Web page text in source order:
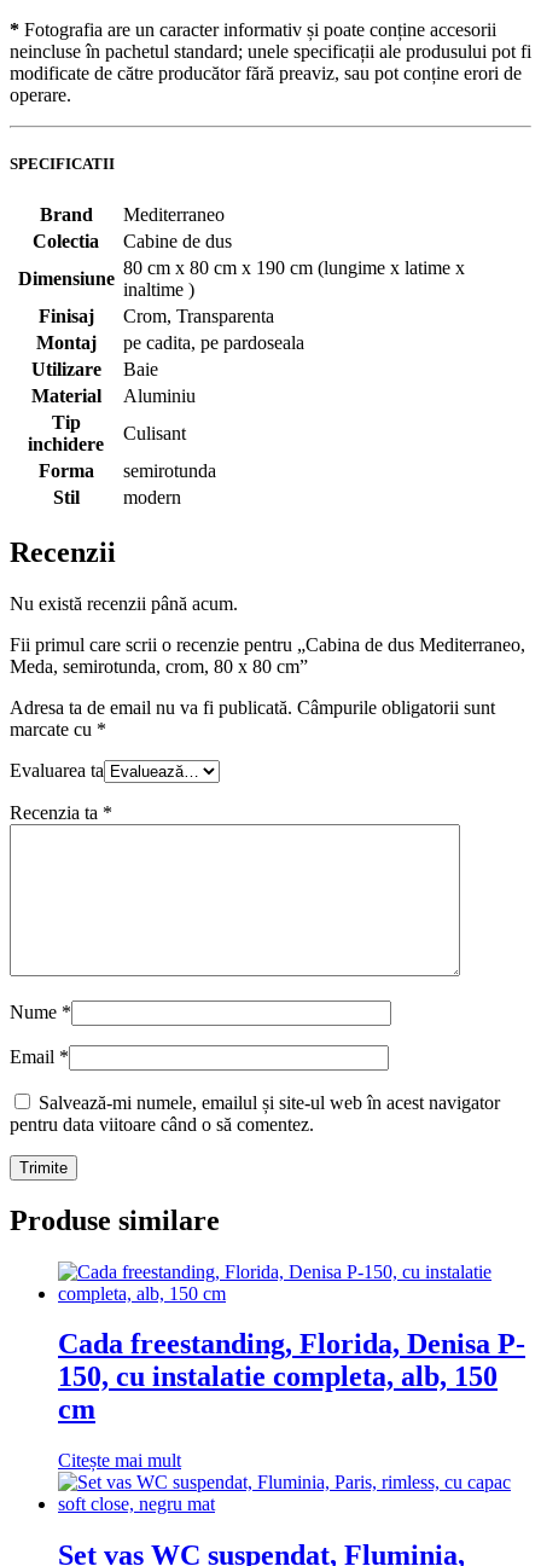
* Fotografia are un caracter informativ și poate conține accesorii
neincluse în pachetul standard; unele specificații ale produsului pot fi
modificate de către producător fără preaviz, sau pot conține erori de
operare.
SPECIFICATII
Brand
Mediterraneo
Colectia
Cabine de dus
Dimensiune
80 cm x 80 cm x 190 cm (lungime x latime x
inaltime )
Finisaj
Crom, Transparenta
Montaj
pe cadita, pe pardoseala
Utilizare
Baie
Material
Aluminiu
Tip
inchidere
Culisant
Forma
semirotunda
Stil
modern
Recenzii
Nu există recenzii până acum.
Fii primul care scrii o recenzie pentru „Cabina de dus Mediterraneo,
Meda, semirotunda, crom, 80 x 80 cm”
Adresa ta de email nu va fi publicată. Câmpurile obligatorii sunt
marcate cu *
Evaluarea ta
Recenzia ta *
Nume *
Email *
Salvează-mi numele, emailul și site-ul web în acest navigator
pentru data viitoare când o să comentez.
Produse similare
Cada freestanding, Florida, Denisa P-
150, cu instalatie completa, alb, 150
cm
Citește mai mult
Set vas WC suspendat, Fluminia,